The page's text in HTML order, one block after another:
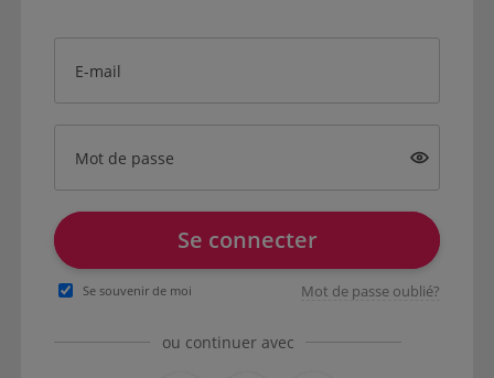
E-mail
Mot de passe
Se connecter
Se souvenir de moi Mot de passe oublié?
ou continuer avec